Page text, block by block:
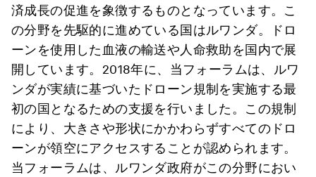
済成長の促進を象徴するものとなっています。こ
の分野を先駆的に進めている国はルワンダ。ドロ
ーンを使用した血液の輸送や人命救助を国内で展
開しています。2018年に、当フォーラムは、ルワ
ンダが実績に基づいたドローン規制を実施する最
初の国となるための支援を行いました。この規制
により、大きさや形状にかかわらずすべてのドロ
ーンが領空にアクセスすることが認められます。
当フォーラムは、ルワンダ政府がこの分野におい